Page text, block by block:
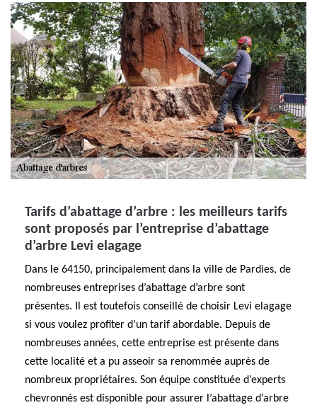
Tarifs d’abattage d’arbre : les meilleurs tarifs
sont proposés par l’entreprise d’abattage
d’arbre Levi elagage
Dans le 64150, principalement dans la ville de Pardies, de
nombreuses entreprises d’abattage d’arbre sont
présentes. Il est toutefois conseillé de choisir Levi elagage
si vous voulez profiter d’un tarif abordable. Depuis de
nombreuses années, cette entreprise est présente dans
cette localité et a pu asseoir sa renommée auprès de
nombreux propriétaires. Son équipe constituée d’experts
chevronnés est disponible pour assurer l’abattage d’arbre